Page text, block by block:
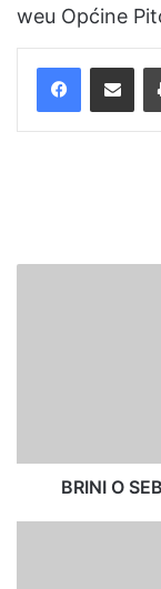
weu Općine
Facebook
Podijelite
BRINI O